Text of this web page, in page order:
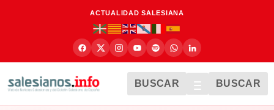
ACTUALIDAD SALESIANA
BUSCAR BUSCAR